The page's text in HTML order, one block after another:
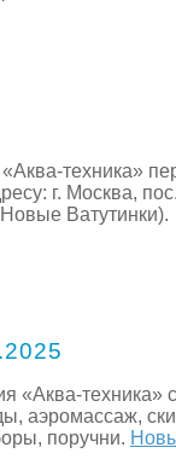
техника»
г. Москва,
Ватутинки).
«Аква-техника»
аэромассаж,
поручни.